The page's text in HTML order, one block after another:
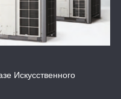
Искусственного